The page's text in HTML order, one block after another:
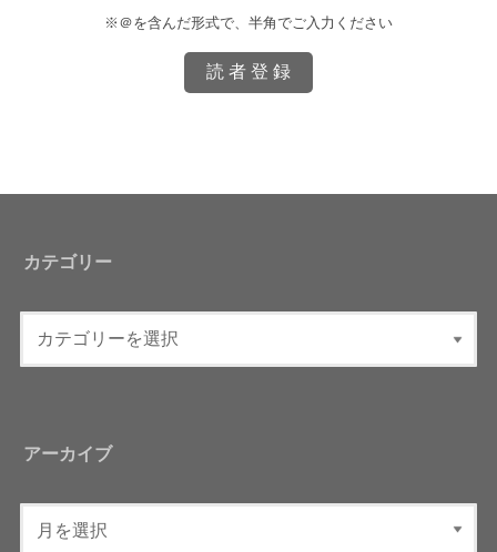
※＠を含んだ形式で、半角でご入力ください
カテゴリー
アーカイブ